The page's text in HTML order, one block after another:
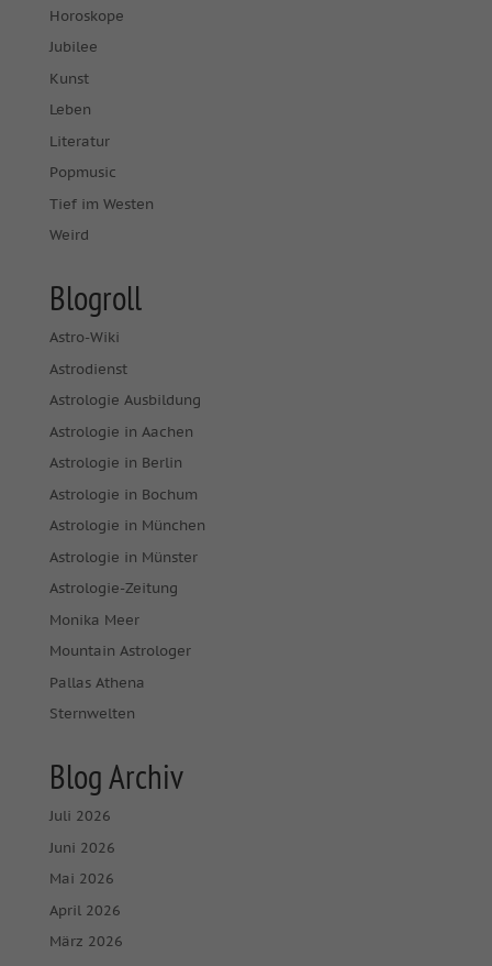
Horoskope
Jubilee
Kunst
Leben
Literatur
Popmusic
Tief im Westen
Weird
Blogroll
Astro-Wiki
Astrodienst
Astrologie Ausbildung
Astrologie in Aachen
Astrologie in Berlin
Astrologie in Bochum
Astrologie in München
Astrologie in Münster
Astrologie-Zeitung
Monika Meer
Mountain Astrologer
Pallas Athena
Sternwelten
Blog Archiv
Juli 2026
Juni 2026
Mai 2026
April 2026
März 2026